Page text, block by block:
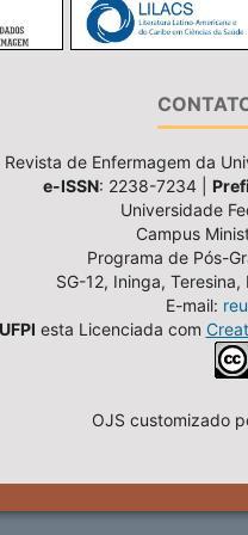
Revista de Enfermagem da
e-ISSN: 2238-7234 |
Universidade
Campus
Programa de Pós-
SG-12, Ininga,
E-mail:
esta Licenciada com
OJS customizado